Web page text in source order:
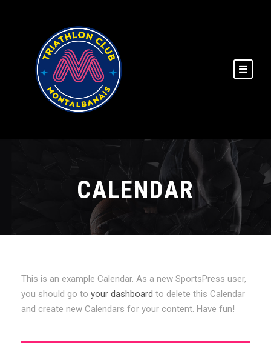
CALENDAR
This is an example Calendar. As a new SportsPress user,
you should go to your dashboard to delete this Calendar
and create new Calendars for your content. Have fun!